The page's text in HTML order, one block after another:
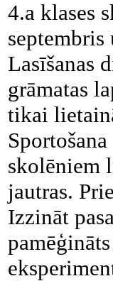
4.a klases
Lasīšanas
grāmatas
tikai
skolēniem
jautras.
Izzināt